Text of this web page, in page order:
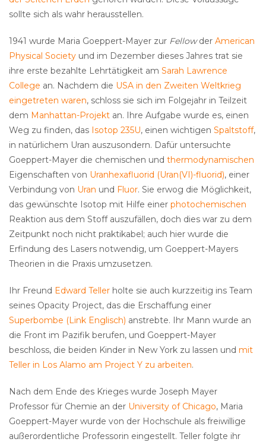
sollte sich als wahr herausstellen.
1941 wurde Maria Goeppert-Mayer zur Fellowder American
Physical Society und im Dezember dieses Jahres trat sie
ihre erste bezahlte Lehrtätigkeit am Sarah Lawrence
College an. Nachdem die USA in den Zweiten Weltkrieg
eingetreten waren, schloss sie sich im Folgejahr in Teilzeit
dem Manhattan-Projekt an. Ihre Aufgabe wurde es, einen
Weg zu finden, das Isotop 235U, einen wichtigen Spaltstoff,
in natürlichem Uran auszusondern. Dafür untersuchte
Goeppert-Mayer die chemischen und thermodynamischen
Eigenschaften von Uranhexafluorid (Uran(VI)-fluorid), einer
Verbindung von Uran und Fluor. Sie erwog die Möglichkeit,
das gewünschte Isotop mit Hilfe einer photochemischen
Reaktion aus dem Stoff auszufällen, doch dies war zu dem
Zeitpunkt noch nicht praktikabel; auch hier wurde die
Erfindung des Lasers notwendig, um Goeppert-Mayers
Theorien in die Praxis umzusetzen.
Ihr Freund Edward Teller holte sie auch kurzzeitig ins Team
seines Opacity Project, das die Erschaffung einer
Superbombe (Link Englisch) anstrebte. Ihr Mann wurde an
die Front im Pazifik berufen, und Goeppert-Mayer
beschloss, die beiden Kinder in New York zu lassen und mit
Teller in Los Alamo am Project Y zu arbeiten.
Nach dem Ende des Krieges wurde Joseph Mayer
Professor für Chemie an der University of Chicago, Maria
Goeppert-Mayer wurde von der Hochschule als freiwillige
außerordentliche Professorin eingestellt. Teller folgte ihr